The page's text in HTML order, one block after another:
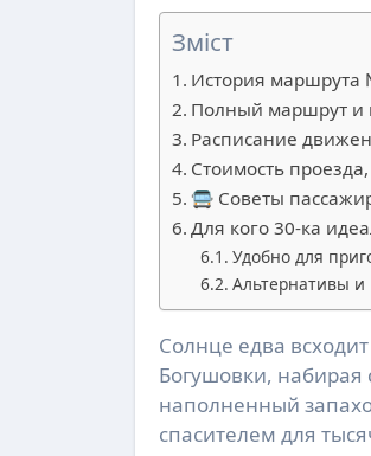
Зміст
История маршрута
Полный маршрут и
Расписание
Стоимость
🚍 Советы
Для кого 30-ка
Удобно для
Альтернативы и
Солнце едва всходит над полями Забороля, когда первая 30 маршрутка отправляется из
Богушовки, набирая
наполненный
спасителем для